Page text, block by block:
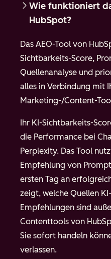
Wie funktioniert
HubSpot?
Das AEO-Tool von
Sichtbarkeits-Score,
Quellenanalyse und
alles in Verbindung mit
Marketing-/Content-
Ihr KI-Sichtbarkeits-
die Performance bei
Perplexity. Das Tool
Empfehlung von
ersten Tag an
zeigt, welche Quellen
Empfehlungen sind
Contenttools von
Sie sofort handeln
verlassen.